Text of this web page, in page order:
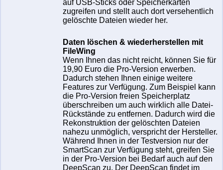
auf USB-Sticks oder Speicherkarten
zugreifen und stellt auch dort versehentlich
gelöschte Dateien wieder her.
Daten löschen & wiederherstellen mit
FileWing
Wenn Ihnen das nicht reicht, können Sie für
19,90 Euro die Pro-Version erwerben.
Dadurch stehen Ihnen einige weitere
Features zur Verfügung. Zum Beispiel kann
die Pro-Version freien Speicherplatz
überschreiben um auch wirklich alle Datei-
Rückstände zu entfernen. Dadurch wird die
Rekonstruktion der gelöschten Dateien
nahezu unmöglich, verspricht der Hersteller.
Während Ihnen in der Testversion nur der
SmartScan zur Verfügung steht, greifen Sie
in der Pro-Version bei Bedarf auch auf den
DeepScan zu. Der DeepScan findet im